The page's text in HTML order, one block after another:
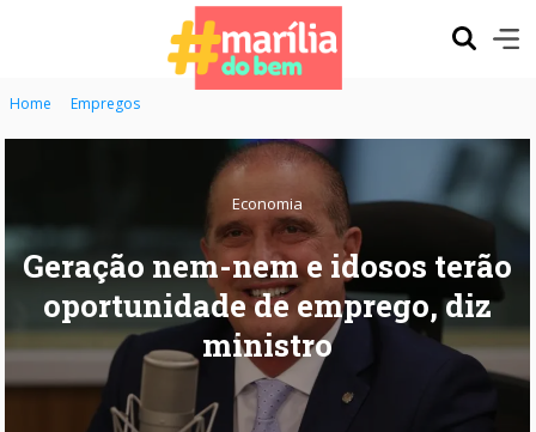
Home Empregos
Economia
Geração nem-nem e idosos terão
oportunidade de emprego, diz
ministro